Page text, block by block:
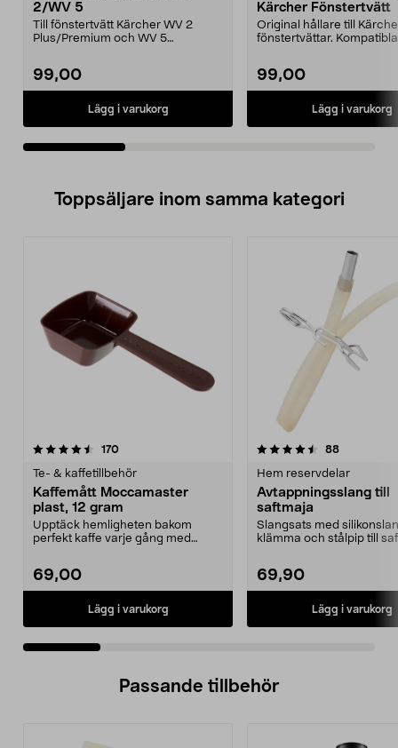
2/WV 5
Till fönstertvätt Kärcher WV 2
Plus/Premium och WV 5
99,00
Lägg i varukorg
Kärcher Fönstertvätt
Original hållare till
fönstertvättar. Kompatibla
99,00
Lägg i varukorg
Toppsäljare inom samma kategori
170recensioner
Te- & kaffetillbehör
Kaffemått Moccamaster
plast, 12 gram
Upptäck hemligheten bakom
perfekt kaffe varje gång med
69,00
Lägg i varukorg
4.5 av 5 stjärnor 88recensioner
Hem reservdelar
Avtappningsslang till
saftmaja
Slangsats med
klämma och stålpip till
69,90
Lägg i varukorg
4.5 av 5 stjärnor
Passande tillbehör